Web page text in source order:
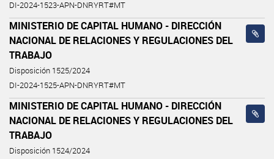
DI-2024-1523-APN-DNRYRT#MT
MINISTERIO DE CAPITAL HUMANO - DIRECCIÓN
NACIONAL DE RELACIONES Y REGULACIONES DEL
TRABAJO
Disposición 1525/2024
DI-2024-1525-APN-DNRYRT#MT
MINISTERIO DE CAPITAL HUMANO - DIRECCIÓN
NACIONAL DE RELACIONES Y REGULACIONES DEL
TRABAJO
Disposición 1524/2024